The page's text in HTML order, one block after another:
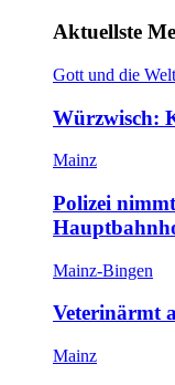
Aktuellste
Gott und die
Würzwisch:
Mainz
Polizei
Mainz-Bingen
Veterinärmt
Mainz